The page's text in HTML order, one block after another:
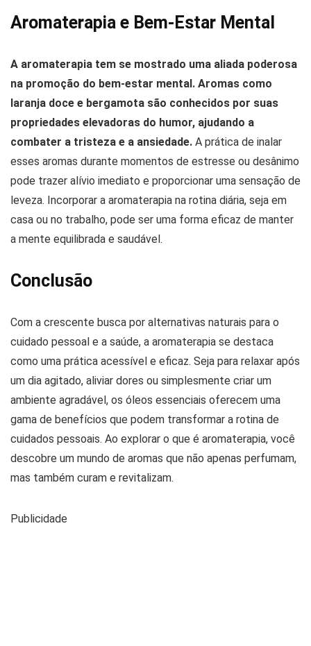
Aromaterapia e Bem-Estar Mental
A aromaterapia tem se mostrado uma aliada poderosa
na promoção do bem-estar mental. Aromas como
laranja doce e bergamota são conhecidos por suas
propriedades elevadoras do humor, ajudando a
combater a tristeza e a ansiedade. A prática de inalar
esses aromas durante momentos de estresse ou desânimo
pode trazer alívio imediato e proporcionar uma sensação de
leveza. Incorporar a aromaterapia na rotina diária, seja em
casa ou no trabalho, pode ser uma forma eficaz de manter
a mente equilibrada e saudável.
Conclusão
Com a crescente busca por alternativas naturais para o
cuidado pessoal e a saúde, a aromaterapia se destaca
como uma prática acessível e eficaz. Seja para relaxar após
um dia agitado, aliviar dores ou simplesmente criar um
ambiente agradável, os óleos essenciais oferecem uma
gama de benefícios que podem transformar a rotina de
cuidados pessoais. Ao explorar o que é aromaterapia, você
descobre um mundo de aromas que não apenas perfumam,
mas também curam e revitalizam.
Publicidade